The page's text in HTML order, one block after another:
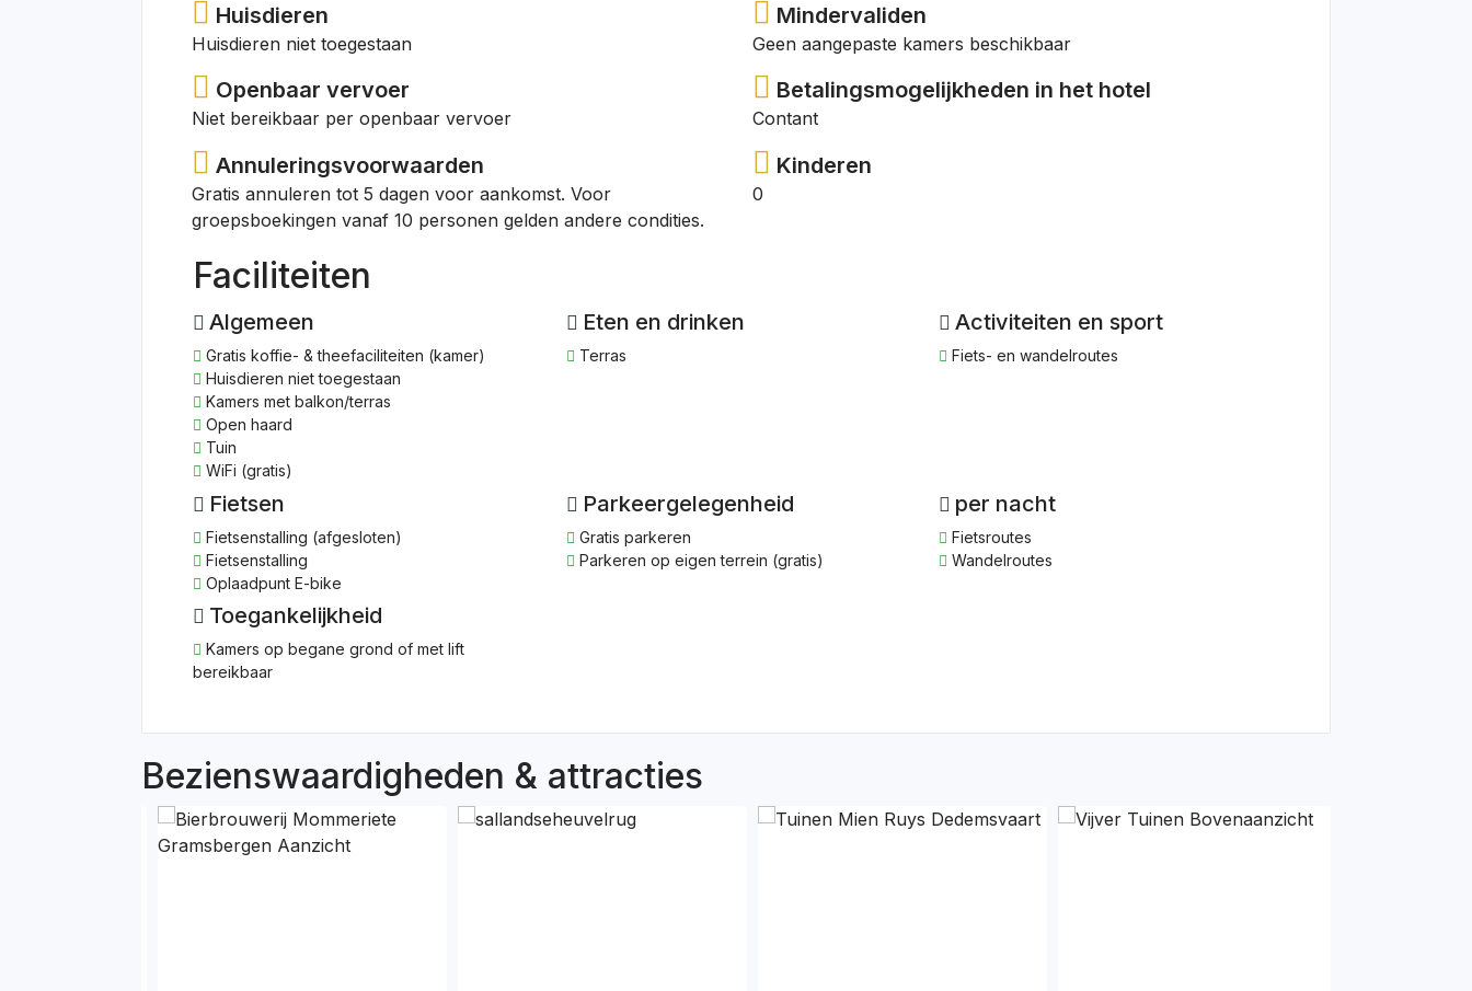
Huisdieren
Huisdieren niet toegestaan
Mindervaliden
Geen aangepaste kamers beschikbaar
Openbaar vervoer
Niet bereikbaar per openbaar vervoer
Betalingsmogelijkheden in het hotel
Contant
Annuleringsvoorwaarden
Gratis annuleren tot 5 dagen voor aankomst. Voor
groepsboekingen vanaf 10 personen gelden andere condities.
Kinderen
0
Faciliteiten
Algemeen
Gratis koffie- & theefaciliteiten (kamer)
Huisdieren niet toegestaan
Kamers met balkon/terras
Open haard
Tuin
WiFi (gratis)
Eten en drinken
Terras
Activiteiten en sport
Fiets- en wandelroutes
Fietsen
Fietsenstalling (afgesloten)
Fietsenstalling
Oplaadpunt E-bike
Parkeergelegenheid
Gratis parkeren
Parkeren op eigen terrein (gratis)
per nacht
Fietsroutes
Wandelroutes
Toegankelijkheid
Kamers op begane grond of met lift
bereikbaar
Bezienswaardigheden & attracties